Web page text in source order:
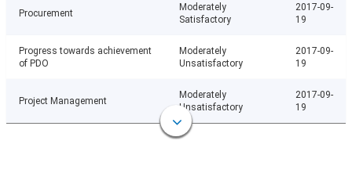
Procurement
Moderately
Satisfactory
2017-09-
19
Progress towards achievement
of PDO
Moderately
Unsatisfactory
2017-09-
19
Project Management
Moderately
Unsatisfactory
2017-09-
19